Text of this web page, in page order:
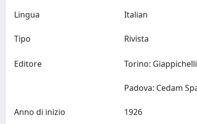
Lingua
Tipo Rivista
Editore Torino: Giappichelli
Anno di inizio